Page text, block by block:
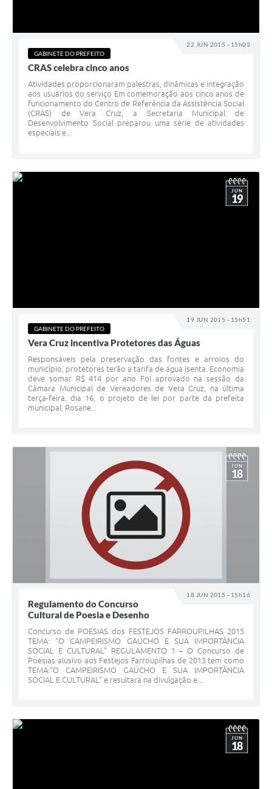
22 JUN 2015 - 15h03
GABINETE DO PREFEITO
CRAS celebra cinco anos
Atividades proporcionaram palestras, dinâmicas e integração
aos usuários do serviço Em comemoração aos cinco anos de
funcionamento do Centro de Referência da Assistência Social
(CRAS) de Vera Cruz, a Secretaria Municipal de
Desenvolvimento Social preparou uma série de atividades
especiais e...
19 JUN 2015 - 15h51
JUN
19
GABINETE DO PREFEITO
Vera Cruz incentiva Protetores das Águas
Responsáveis pela preservação das fontes e arroios do
município, protetores terão a tarifa de água isenta. Economia
deve somar R$ 414 por ano Foi aprovado na sessão da
Câmara Municipal de Vereadores de Vera Cruz, na última
terça-feira, dia 16, o projeto de lei por parte da prefeita
municipal, Rosane...
18 JUN 2015 - 15h16
JUN
18
Regulamento do Concurso
Cultural de Poesia e Desenho
Concurso de POESIAS dos FESTEJOS FARROUPILHAS 2015
TEMA: “O CAMPEIRISMO GAÚCHO E SUA IMPORTÂNCIA
SOCIAL E CULTURAL” REGULAMENTO 1 – O Concurso de
Poesias alusivo aos Festejos Farroupilhas de 2015 tem como
TEMA:“O CAMPEIRISMO GAÚCHO E SUA IMPORTÂNCIA
SOCIAL E CULTURAL” e resultará na divulgação e...
JUN
18